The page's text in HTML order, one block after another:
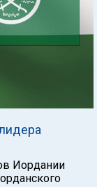
Иордании